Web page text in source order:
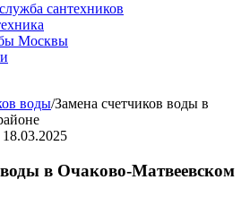
сантехников
Москвы
воды/Замена счетчиков воды в
18.03.2025
в Очаково-Матвеевском